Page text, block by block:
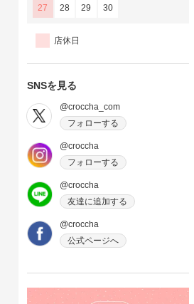
27 28 29 30
店休日
SNSを見る
@croccha_com
フォローする
@croccha
フォローする
@croccha
友達に追加する
@croccha
公式ページへ